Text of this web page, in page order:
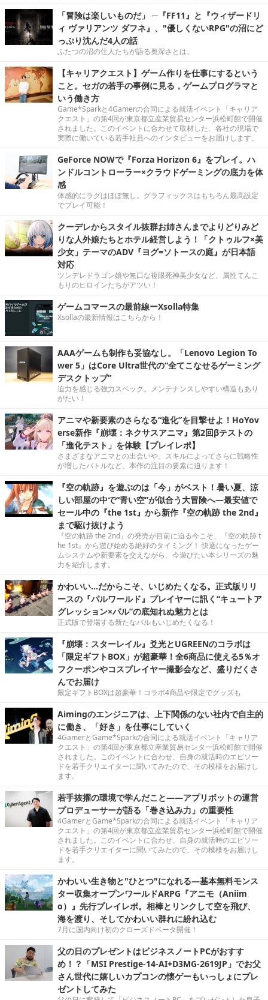
「冒険は楽しいものだ」 ─『FF11』と『ウィザードリ
ィ ヴァリアンツ ダフネ』、"優しくないRPG"の沼にど
っぷり沈んだ4人の話
ふたつの沼の住人たちが語る奥深さとは。
【キャリアクエスト】ゲーム作りを仕事にするという
こと。セガの若手の事例に見る，ゲームプログラマと
いう働き方
Game*Sparkと4Gamerの合同による就活イベント「キャリア
クエスト」の第4回が東京都立産業貿易センター浜松町館で開催
されました。このイベントに合わせて取材した、各社の現場で
実際に働いている若手社員へのインタビューをお届けします。
GeForce NOWで『Forza Horizon 6』をプレイ。ハ
ンドルコントローラー×クラウドゲーミングの底力を体
感
体感的にラグはほぼ無し。グラフィックスはもちろん最高設定
でプレイ可能！
クーデレからスタイル抜群お姉さんまでよりどりみど
りな人外娘たちとホテル経営しよう！「クトゥルフ×美
少女」テーマのADV『ヨグ=ソトースの庭』が日本語
対応
ツンデレドラゴン娘や無口な複眼死神美少女など、属性てんこ
もりのヒロインたちがアツい！
ゲームコマースの最前線ーXsolla特集
Xsollaの最新情報はこちらから！
AAAゲームも制作も妥協なし。「Lenovo Legion To
wer 5」はCore Ultra世代の“全てこなせるゲーミング
デスクトップ”
迫力を感じる強力スペック。メンテナンスしやすい構造もあり
がたい！
アニマや新要素のさらなる“進化”を目撃せよ！HoYov
erse新作『崩壊：ネクサスアニマ』第2回βテストの
「進化テスト」を体験【プレイレポ】
さまざまなアニマとの出会いや、スキルによってさらに戦略性
が増したバトルなど、本作の注目の要素に迫ります！
『空の軌跡』を遊ぶのは「今」がベスト！暑い夏、涼
しい部屋の中で“青い空”が似合う大冒険へ―最安値で
セール中の『the 1st』から新作『空の軌跡 the 2nd』
まで駆け抜けよう
『空の軌跡 the 2nd』の発売が目前に迫る今こそ、『空の軌跡 t
he 1st』から遊び始める絶好のタイミング！ 快適になったゲー
ムシステムや新要素を交えながら、今遊びたい本シリーズの魅
力を紹介します。
かわいい…だからこそ、いじめたくなる。正式版リリ
ースの『パルワールド』プレイヤーに訊く“キュートア
グレッション×パル”の底知れぬ魅力とは
正式版で登場する新たなパルもいじめたくなる！
『崩壊：スターレイル』爻光とUGREENのコラボは
「限定ギフトBOX」が超豪華！全6商品に使える5％オ
フクーポンやコスプレイヤー撮影会など、盛りだくさ
んでお届け
限定ギフトBOXは超豪華！コラボ4商品や限定でグッズも
Aimingのエンジニアは、上下関係のない社内で自主的
に働き、「好き」を仕事にしていく
4GamerとGame*Sparkの合同による就活イベント「キャリア
クエスト」の第4回が東京都立産業貿易センター浜松町館で開催
されました。このイベントに合わせ、自身の就活時のエピソー
ドを若手クリエイターに聞いてみたので、その模様をお届けし
ます。
若手抜擢の環境で学んだこと――アプリボットの運営
プロデューサーが語る「巻き込み力」の重要性
4GamerとGame*Sparkの合同による就活イベント「キャリア
クエスト」の第4回が東京都立産業貿易センター浜松町館で開催
されました。このイベントに合わせ、自身の就活時のエピソー
ドを若手クリエイターに聞いてみたので、その模様をお届けし
ます。
かわいい生き物と"ひとつ"になれる―基本無料モンス
ター収集オープンワールドARPG『アニモ（Aniim
o）』先行プレイレポ。相棒とリンクして空を飛び、
海を渡り、そしてかわいい群れに紛れ込む
7月に国内向け初のクローズドベータ開催！
父の日のプレゼントはビジネスノートPCがおすす
め！？「MSI Prestige-14-AI+D3MG-2619JP」でお父
さん世代に嬉しいカプコンの懐ゲーもいっしょにプレ
ゼントしてみた